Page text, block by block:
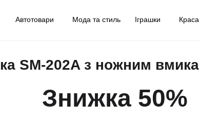
Автотовари Мода та стиль Іграшки
SM-202A з ножним
Знижка 50%